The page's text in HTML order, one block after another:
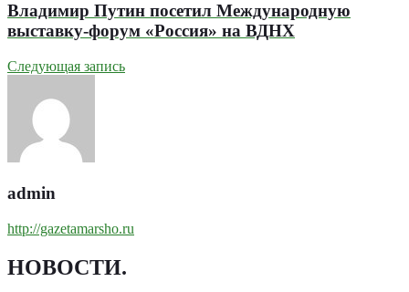
Владимир Путин посетил Международную
выставку-форум «Россия» на ВДНХ
Следующая запись
admin
http://gazetamarsho.ru
НОВОСТИ.